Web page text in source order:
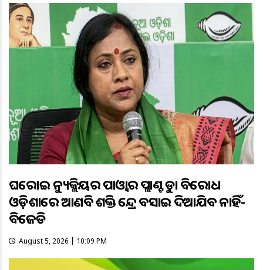
ଘରୋଇ ନ୍ୟୁକ୍ଲିୟର ପାଓ୍ବାର ପ୍ଲାଣ୍ଟକୁ କଡ଼ା ବିରୋଧ
ଓଡ଼ିଶାରେ ଆଣବିକ ଶକ୍ତି କେନ୍ଦ୍ର ବସାଇ ଦିଆଯିବ ନାହିଁ-
ବିଜେଡି
August 5, 2026 | 10:09 PM